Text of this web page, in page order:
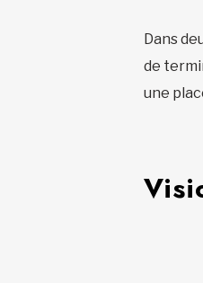
Dans
de
une